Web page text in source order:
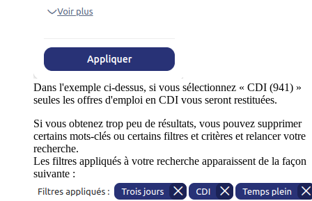
Dans l'exemple ci-dessus, si vous sélectionnez « CDI (941) »
seules les offres d'emploi en CDI vous seront restituées.
Si vous obtenez trop peu de résultats, vous pouvez supprimer
certains mots-clés ou certains filtres et critères et relancer votre
recherche.
Les filtres appliqués à votre recherche apparaissent de la façon
suivante :